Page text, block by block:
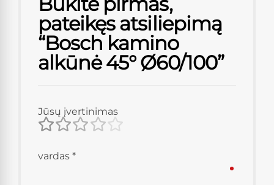
pateikęs atsiliepimą
“Bosch kamino
alkūnė 45° Ø60/100”
Jūsų įvertinimas
vardas *